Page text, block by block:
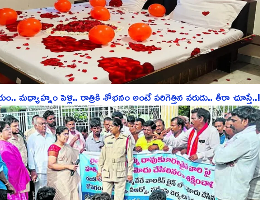
మధ్యాహ్నం పెళ్లి.. రాత్రికి శోభనం అంటే పరిగెత్తిన వరుడు.. తీరా చూస్తే..!